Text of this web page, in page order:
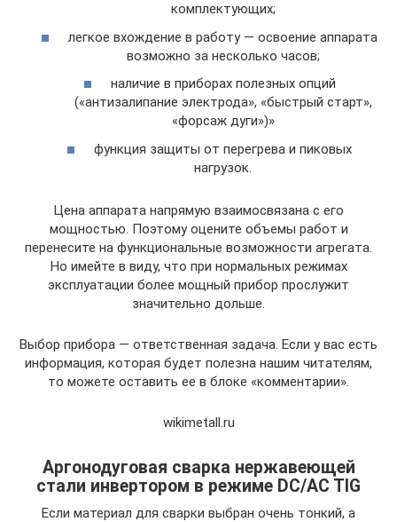
комплектующих;
легкое вхождение в работу — освоение аппарата
возможно за несколько часов;
наличие в приборах полезных опций
(«антизалипание электрода», «быстрый старт»,
«форсаж дуги»)»
функция защиты от перегрева и пиковых
нагрузок.
Цена аппарата напрямую взаимосвязана с его
мощностью. Поэтому оцените объемы работ и
перенесите на функциональные возможности агрегата.
Но имейте в виду, что при нормальных режимах
эксплуатации более мощный прибор прослужит
значительно дольше.
Выбор прибора — ответственная задача. Если у вас есть
информация, которая будет полезна нашим читателям,
то можете оставить ее в блоке «комментарии».
wikimetall.ru
Аргонодуговая сварка нержавеющей
стали инвертором в режиме DC/AC TIG
Если материал для сварки выбран очень тонкий, а